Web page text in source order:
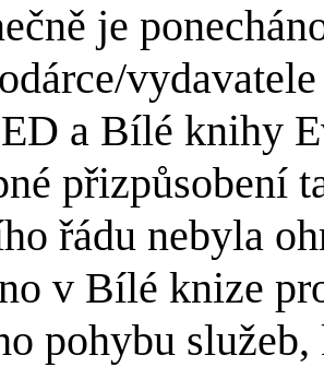
je
a Bílé knihy
přizpůsobení
řádu nebyla
v Bílé knize
pohybu